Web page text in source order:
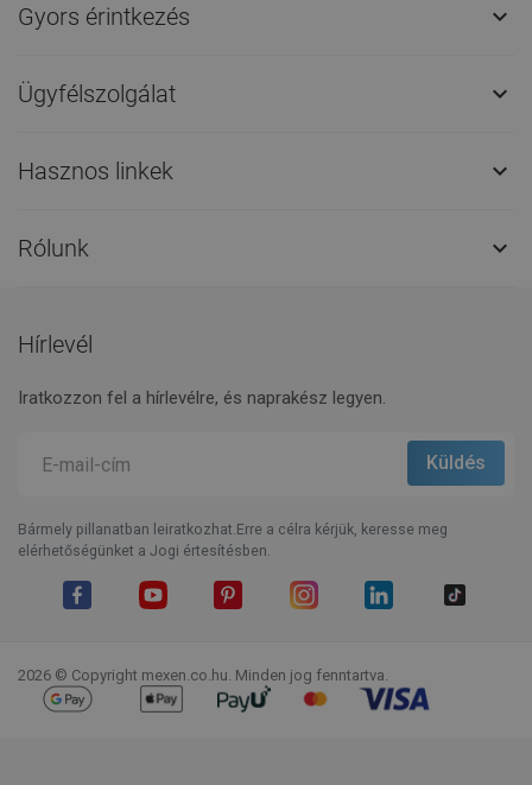
Gyors érintkezés 
Ügyfélszolgálat 
Hasznos linkek 
Rólunk 
Hírlevél
Iratkozzon fel a hírlevélre, és naprakész legyen.
Bármely pillanatban leiratkozhat.Erre a célra kérjük, keresse meg
elérhetőségünket a Jogi értesítésben.
2026 © Copyright mexen.co.hu. Minden jog fenntartva.